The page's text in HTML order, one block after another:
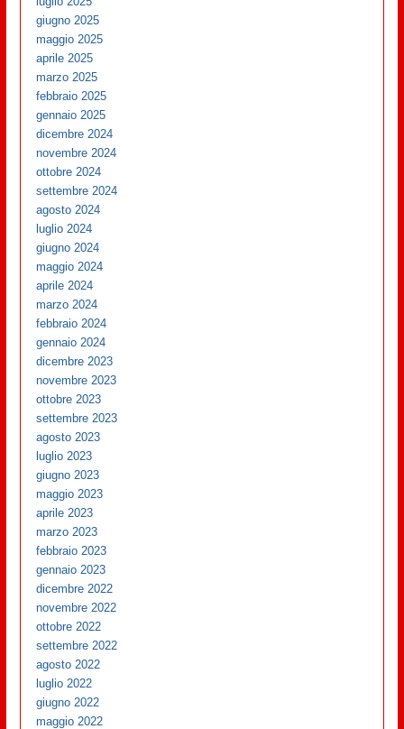
giugno 2025
maggio 2025
aprile 2025
marzo 2025
febbraio 2025
gennaio 2025
dicembre 2024
novembre 2024
ottobre 2024
settembre 2024
agosto 2024
luglio 2024
giugno 2024
maggio 2024
aprile 2024
marzo 2024
febbraio 2024
gennaio 2024
dicembre 2023
novembre 2023
ottobre 2023
settembre 2023
agosto 2023
luglio 2023
giugno 2023
maggio 2023
aprile 2023
marzo 2023
febbraio 2023
gennaio 2023
dicembre 2022
novembre 2022
ottobre 2022
settembre 2022
agosto 2022
luglio 2022
giugno 2022
maggio 2022